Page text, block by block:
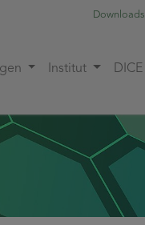
Downloads
Institut DICE